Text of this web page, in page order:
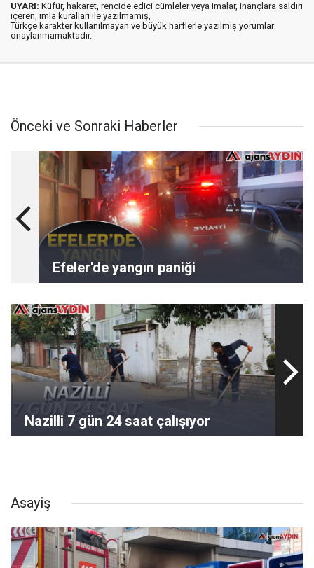
UYARI: Küfür, hakaret, rencide edici cümleler veya imalar, inançlara saldırı
içeren, imla kuralları ile yazılmamış,
Türkçe karakter kullanılmayan ve büyük harflerle yazılmış yorumlar
onaylanmamaktadır.
Önceki ve Sonraki Haberler
Efeler'de yangın paniği
Nazilli 7 gün 24 saat çalışıyor
Asayiş